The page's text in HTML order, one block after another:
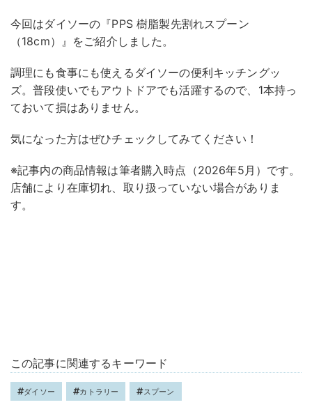
今回はダイソーの『PPS 樹脂製先割れスプーン
（18cm）』をご紹介しました。
調理にも食事にも使えるダイソーの便利キッチングッ
ズ。普段使いでもアウトドアでも活躍するので、1本持っ
ておいて損はありません。
気になった方はぜひチェックしてみてください！
※記事内の商品情報は筆者購入時点（2026年5月）です。
店舗により在庫切れ、取り扱っていない場合がありま
す。
この記事に関連するキーワード
ダイソー カトラリー スプーン